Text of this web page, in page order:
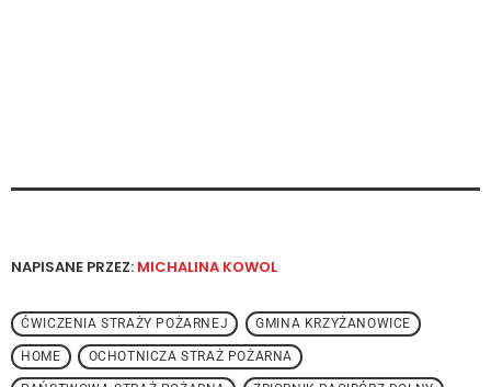
NAPISANE PRZEZ: MICHALINA KOWOL
ĆWICZENIA STRAŻY POŻARNEJ GMINA KRZYŻANOWICE
HOME OCHOTNICZA STRAŻ POŻARNA